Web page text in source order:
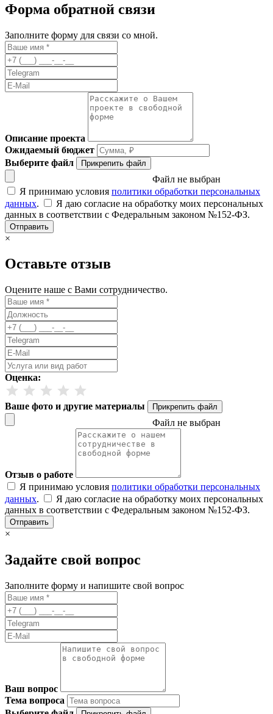
Форма обратной связи
Заполните форму для связи со мной.
Описание проекта
Ожидаемый бюджет
Выберите файл
Прикрепить файл
Файл не выбран
Я принимаю условия политики обработки персональных
данных.
Я даю согласие на обработку моих персональных
данных в соответствии с Федеральным законом №152-ФЗ.
Отправить
×
Оставьте отзыв
Оцените наше с Вами сотрудничество.
Оценка:
Ваше фото и другие материалы Прикрепить файл
Файл не выбран
Отзыв о работе
Я принимаю условия политики обработки персональных
данных.
Я даю согласие на обработку моих персональных
данных в соответствии с Федеральным законом №152-ФЗ.
Отправить
×
Задайте свой вопрос
Заполните форму и напишите свой вопрос
Ваш вопрос
Тема вопроса